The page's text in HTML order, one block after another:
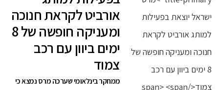
אורביט לקראת חנוכה
ומעניקה חופשה של 8
ימים ביוון עם רכב
צמוד
ממחקר בינלאומי שערכה מרס נמצא כי